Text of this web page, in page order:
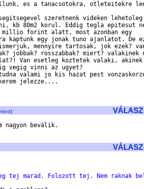
es a tanacsotokra, otleteitekre
szeretnenk videken
kb 80m2 korul. Eddig tegla epitesut
forint alatt, most azonban egy
kaptunk egy jonak tuno ajanlatot. De
mennyire tartosak, jok ezek?
jobbak? rosszabbak? miert? valakinek
Van esetleg koztetek valaki, akinek
vegig vinni az ugyet?
valami jo kis hazat pest
jelezze....
mind) VÁLASZ
nagyon beválik.
VÁLASZ
tej marad. Folozott tej. Nem raknak